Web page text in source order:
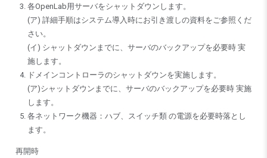
各OpenLab用サーバをシャットダウンします。
(ア) 詳細手順はシステム導入時にお引き渡しの資料をご参照くだ
さい。
(イ) シャットダウンまでに、サーバのバックアップを必要時 実
施します。
ドメインコントローラのシャットダウンを実施します。
(ア)シャットダウンまでに、サーバのバックアップを必要時 実施
します。
各ネットワーク機器：ハブ、スイッチ類 の電源を必要時落とし
ます。
再開時